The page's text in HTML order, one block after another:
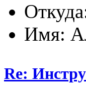
Имя:
Re: